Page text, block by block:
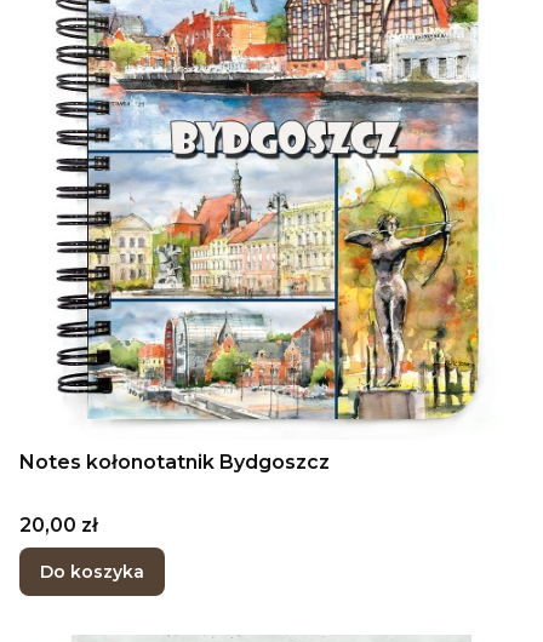
Notes kołonotatnik Bydgoszcz
Cena
20,00 zł
Do koszyka